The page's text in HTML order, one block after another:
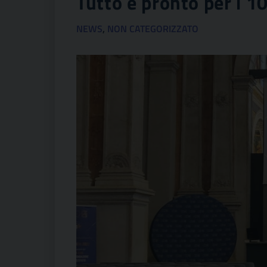
NEWS, NON CATEGORIZZATO